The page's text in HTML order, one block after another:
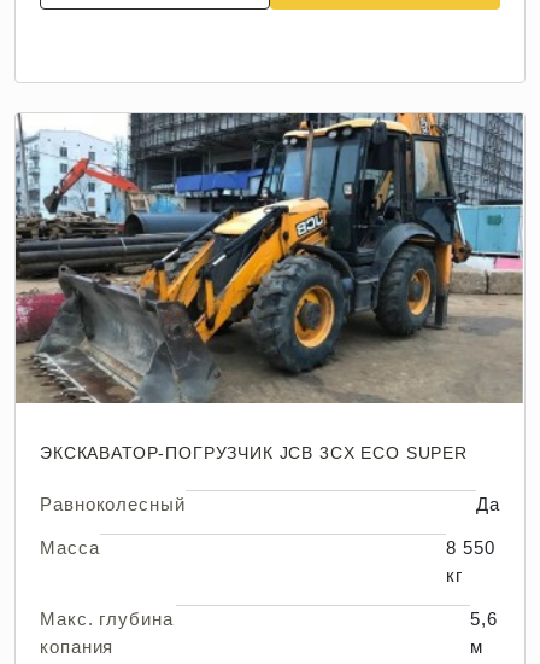
ЭКСКАВАТОР-ПОГРУЗЧИК JCB 3CX ECO SUPER
Равноколесный Да
Масса
8 550
кг
Макс. глубина
копания
5,6
м